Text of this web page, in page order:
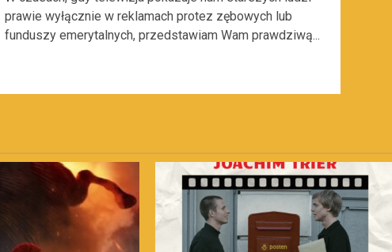
prawie wyłącznie w reklamach protez zębowych lub
funduszy emerytalnych, przedstawiam Wam prawdziwą...